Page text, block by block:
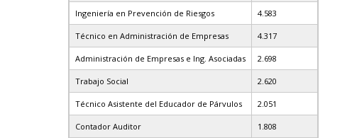
Ingeniería en Prevención de Riesgos 4.583
Técnico en Administración de Empresas 4.317
Administración de Empresas e Ing. Asociadas 2.698
Trabajo Social 2.620
Técnico Asistente del Educador de Párvulos 2.051
Contador Auditor 1.808